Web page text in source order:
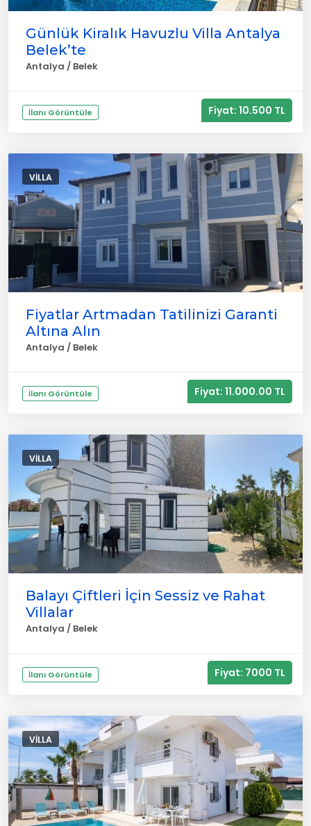
Günlük Kiralık Havuzlu Villa Antalya
Belek’te
Antalya / Belek
İlanı Görüntüle Fiyat: 10.500 TL
VILLA
Fiyatlar Artmadan Tatilinizi Garanti
Altına Alın
Antalya / Belek
İlanı Görüntüle Fiyat: 11.000.00 TL
VILLA
Balayı Çiftleri İçin Sessiz ve Rahat
Villalar
Antalya / Belek
İlanı Görüntüle Fiyat: 7000 TL
VILLA